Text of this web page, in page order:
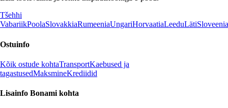
Tšehhi
VabariikPoolaSlovakkiaRumeeniaUngariHorvaatiaLeeduLätiSloveenia
Ostuinfo
Kõik ostude kohtaTransportKaebused ja
tagastusedMaksmineKrediidid
Lisainfo Bonami kohta